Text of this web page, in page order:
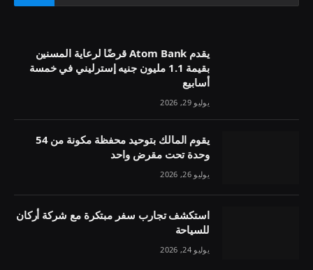
يقدم Atom Bank قرضًا لرعاية المسنين
بقيمة 1.1 مليون جنيه إسترليني في خمسة
أسابيع
يوليو 29, 2026
يقوم المالك بتوحيد محفظة مكونة من 54
وحدة تحت مقرض واحد
يوليو 26, 2026
استكشف تجارب سفر مبتكرة مع شركة أركان
للسياحة
يوليو 24, 2026